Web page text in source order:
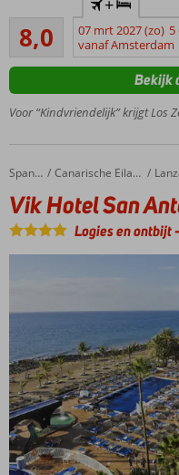
GSTC erkend
duurzaamheidscertificaat
150 m van
het
Gelegen
rand
Costa
Tequise
centrum
Meerdere
zwembaden
mogelijk
8,0
Zeer goed
48
beoordelingen
+
07 mrt 2027 (zo) 5
vanaf Amsterdam
Voor “Kindvriendelijk” krijgt Los
Bekijk
Home Spanje Canarische Eilanden
Vik Hotel San Antonio
Vik Hotel San
Logies en ontbijt-